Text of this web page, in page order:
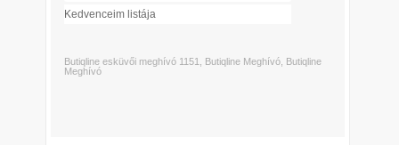
Kedvenceim listája
Butiqline esküvői meghívó 1151 Butiqline Meghívó Butiqline
Meghívó